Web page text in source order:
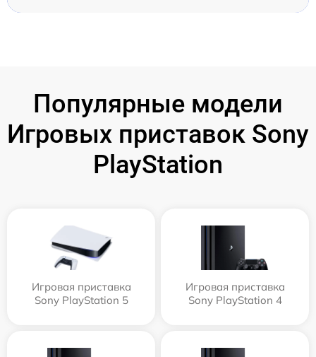
Популярные модели
Игровых приставок Sony
PlayStation
Игровая приставка
Sony PlayStation 5
Игровая приставка
Sony PlayStation 4